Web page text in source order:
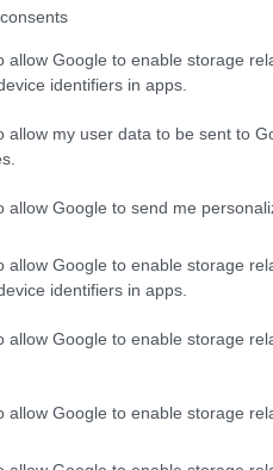
allow Google to enable storage
identifiers in apps.
allow my user data to be sent to
allow Google to send me
allow Google to enable storage
identifiers in apps.
allow Google to enable storage
allow Google to enable storage
Διόδια και στην Αθήνα!
Χωνάκι ή κυπελλάκι;
είναι…και τα δύο!